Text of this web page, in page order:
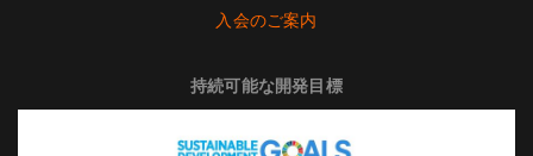
入会のご案内
持続可能な開発目標